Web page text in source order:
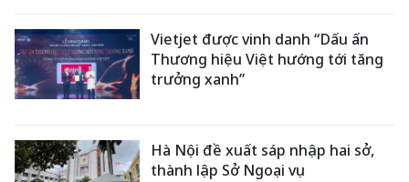
Vietjet được vinh danh “Dấu ấn
Thương hiệu Việt hướng tới tăng
trưởng xanh”
Hà Nội đề xuất sáp nhập hai sở,
thành lập Sở Ngoại vụ